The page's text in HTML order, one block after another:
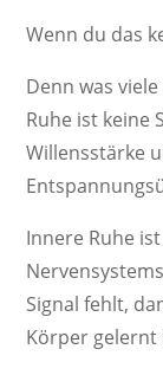
Wenn du das
Denn was
Ruhe ist keine
Willensstärke
Innere Ruhe
Signal fehlt,
Körper gelernt